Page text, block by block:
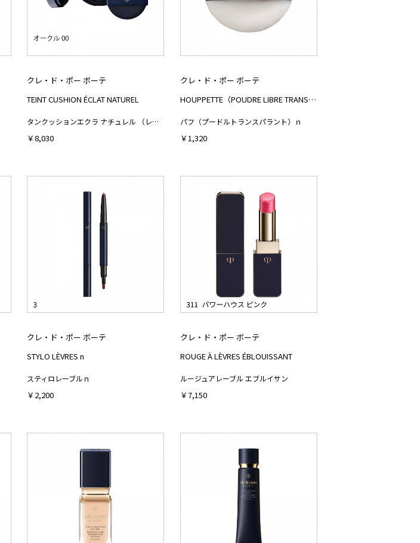
クレ・ド・ポー ボーテ
TEINT CUSHION ÉCLAT NATUREL
タンクッションエクラ ナチュレル （レフィル）パフ付き
￥8,030
クレ・ド・ポー ボーテ
HOUPPETTE（POUDRE LIBRE TRANSPARENTE）n
パフ（プードルトランスパラント）ｎ
￥1,320
クレ・ド・ポー ボーテ
STYLO LÈVRES n
スティロレーブルｎ
￥2,200
クレ・ド・ポー ボーテ
ROUGE À LÈVRES ÉBLOUISSANT
ルージュアレーブル エブルイサン
￥7,150